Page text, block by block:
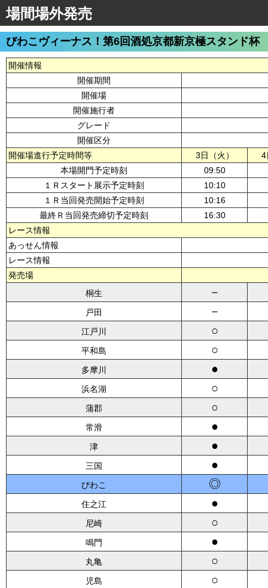
場間場外発売
びわこヴィーナス！第6回酒処京都新京極スタンド杯
開催情報
開催期間
開催場
開催施行者
グレード
開催区分
開催場進行予定時間等
3日（火）
4
本場開門予定時刻
09:50
１Ｒスタート展示予定時刻
10:10
１Ｒ当回発売開始予定時刻
10:16
最終Ｒ当回発売締切予定時刻
16:30
レース情報
あっせん情報
レース情報
発売場
桐生
－
戸田 －
江戸川 ○
平和島 ○
多摩川 ●
浜名湖 ○
蒲郡 ○
常滑 ●
津 ●
三国 ●
びわこ ◎
住之江 ●
尼崎 ○
鳴門 ●
丸亀 ○
児島 ○